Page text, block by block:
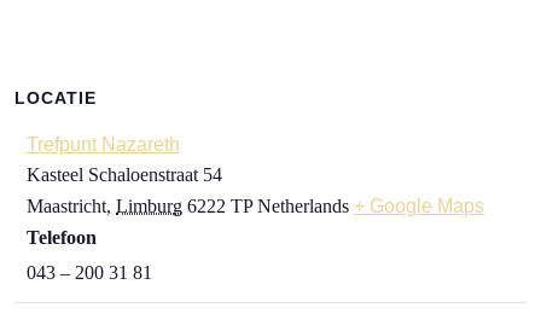
LOCATIE
Trefpunt Nazareth
Kasteel Schaloenstraat 54
Maastricht, Limburg 6222 TP Netherlands + Google Maps
Telefoon
043 – 200 31 81